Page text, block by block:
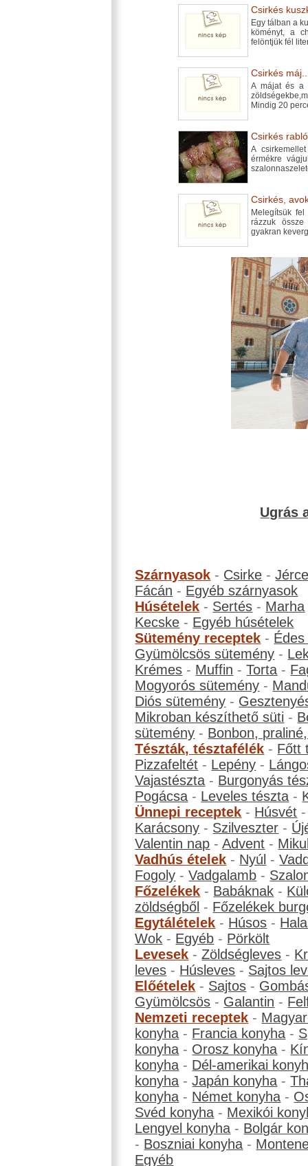
Csirkés
Egy tálban a
köményt, a
felöntjük fél
Csirkés
A májat és a
Mindig 20
Csirkés
A
érmékre
Csirkés,
Melegítsük
rázzuk
gyakran
Ugrás
Szárnyasok - Csirke -
Fácán - Egyéb szárnyasok
Húsételek - Sertés - Marha
Kecske - Egyéb húsételek
Sütemény receptek -
Gyümölcsös sütemény -
Krémes - Muffin -Torta -
Mogyorós sütemény -
Diós sütemény -
Mikroban készíthető süti -
sütemény - Bonbon,
Tészták, tésztafélék - Főtt
Pizzafeltét - Lepény -
Vajastészta - Burgonyás
Pogácsa - Leveles tészta -
Ünnepi receptek - Húsvét
Karácsony - Szilveszter -
Valentin nap -Advent -
Vadhús ételek - Nyúl -
Fogoly -Vadgalamb -
Főzelékek - Babáknak -
zöldségből - Főzelékek
Egytálételek - Húsos -
Wok - Egyéb - Pörkölt
Levesek -Zöldségleves -
leves - Húsleves - Sajtos
Előételek - Sajtos -
Gyümölcsös - Galantin -
Nemzeti receptek -
konyha - Francia konyha -
konyha - Orosz konyha -
konyha - Dél-amerikai
konyha -Japán konyha -
konyha - Német konyha -
Svéd konyha - Mexikói
Lengyel konyha - Bolgár
- Boszniai konyha -
Egyéb